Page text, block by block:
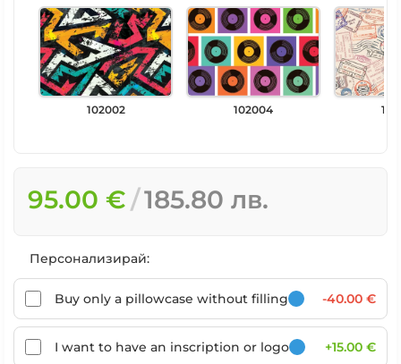
102002 102004
95.00 € 185.80 лв.
Персонализирай:
Buy only a pillowcase without filling -40.00 €
I want to have an inscription or logo +15.00 €